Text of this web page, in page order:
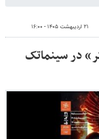
۲۱ اردیبهشت ۱۴۰۵ - ۱۶:۰۰
در سینماتک